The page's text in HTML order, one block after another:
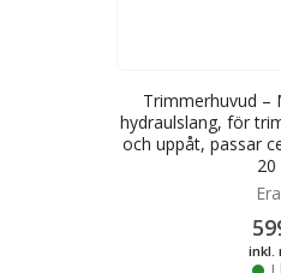
Trimmerhuvud –
hydraulslang, för
och uppåt, passar
inkl.